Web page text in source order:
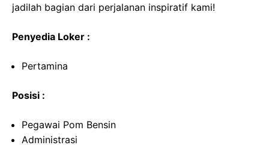
jadilah bagian dari perjalanan inspiratif kami!
Penyedia Loker :
Pertamina
Posisi :
Pegawai Pom Bensin
Administrasi